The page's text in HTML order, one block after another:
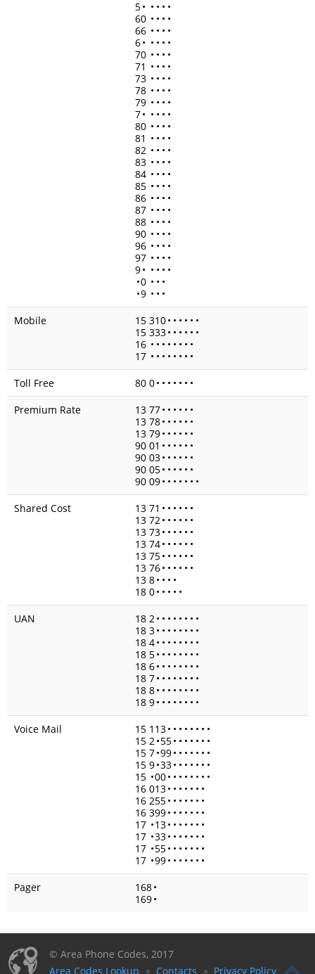
5• • • • •
60 • • • •
66 • • • •
6• • • • •
70 • • • •
71 • • • •
73 • • • •
78 • • • •
79 • • • •
7• • • • •
80 • • • •
81 • • • •
82 • • • •
83 • • • •
84 • • • •
85 • • • •
86 • • • •
87 • • • •
88 • • • •
90 • • • •
96 • • • •
97 • • • •
9• • • • •
•0 • • •
•9 • • •
Mobile
15 310• • • • • •
15 333• • • • • •
16 • • • • • • • •
17 • • • • • • • •
Toll Free
80 0• • • • • • •
Premium Rate
13 77• • • • • •
13 78• • • • • •
13 79• • • • • •
90 01 • • • • • •
90 03• • • • • •
90 05• • • • • •
90 09• • • • • • •
Shared Cost
13 71 • • • • • •
13 72• • • • • •
13 73• • • • • •
13 74• • • • • •
13 75• • • • • •
13 76• • • • • •
13 8• • • •
18 0• • • • •
UAN
18 2• • • • • • • •
18 3• • • • • • • •
18 4• • • • • • • •
18 5• • • • • • • •
18 6• • • • • • • •
18 7• • • • • • • •
18 8• • • • • • • •
18 9• • • • • • • •
Voice Mail
15 113• • • • • • • •
15 2•55• • • • • • •
15 7•99• • • • • • •
15 9•33• • • • • • •
15 •00• • • • • • • •
16 013• • • • • • •
16 255• • • • • • •
16 399• • • • • • •
17 •13• • • • • • •
17 •33• • • • • • •
17 •55• • • • • • •
17 •99• • • • • • •
Pager
168•
169•
© Area Phone Codes, 2017
Area Codes Lookup
Contacts Privacy Policy